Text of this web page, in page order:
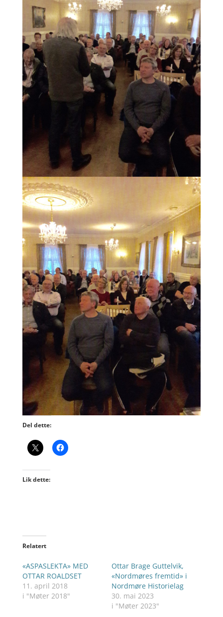
Del dette:
Lik dette:
Relatert
«ASPASLEKTA» MED
OTTAR ROALDSET
11. april 2018
i "Møter 2018"
Ottar Brage Guttelvik,
«Nordmøres fremtid» i
Nordmøre Historielag
30. mai 2023
i "Møter 2023"